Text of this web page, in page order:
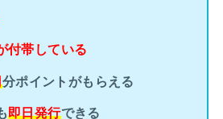
付帯している
分ポイントがもらえる
即日発行できる